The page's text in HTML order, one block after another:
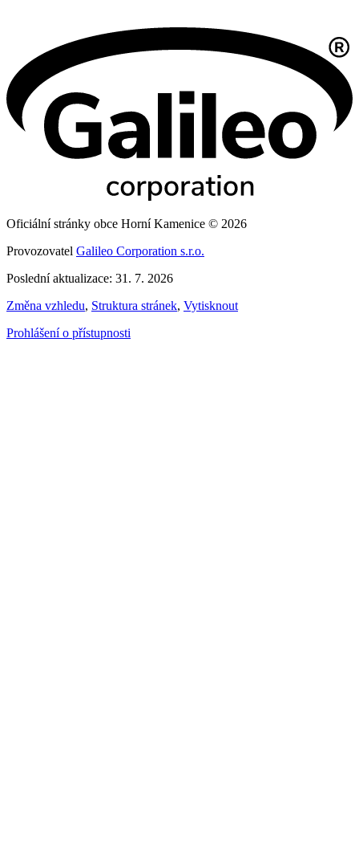
Oficiální stránky obce Horní Kamenice © 2026
Provozovatel Galileo Corporation s.r.o.
Poslední aktualizace: 31. 7. 2026
Změna vzhledu, Struktura stránek, Vytisknout
Prohlášení o přístupnosti